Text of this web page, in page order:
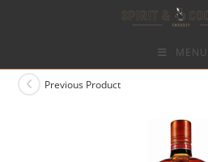
MENU
Previous Product